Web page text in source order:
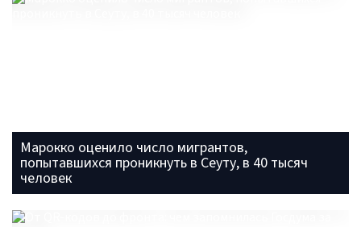
Марокко оценило число мигрантов,
попытавшихся проникнуть в Сеуту, в 40 тысяч
человек